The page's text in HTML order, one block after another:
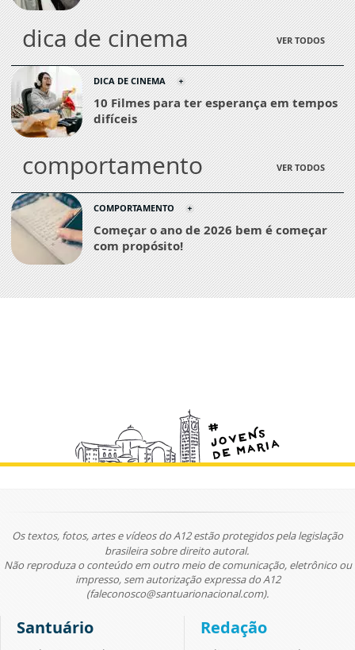
dica de cinema VER TODOS
DICA DE CINEMA
10 Filmes para ter esperança em tempos
difíceis
comportamento VER TODOS
COMPORTAMENTO
Começar o ano de 2026 bem é começar
com propósito!
Os textos, fotos, artes e vídeos do A12 estão protegidos pela legislação
brasileira sobre direito autoral.
Não reproduza o conteúdo em outro meio de comunicação, eletrônico ou
impresso, sem autorização expressa do A12
(faleconosco@santuarionacional.com).
Santuário Redação